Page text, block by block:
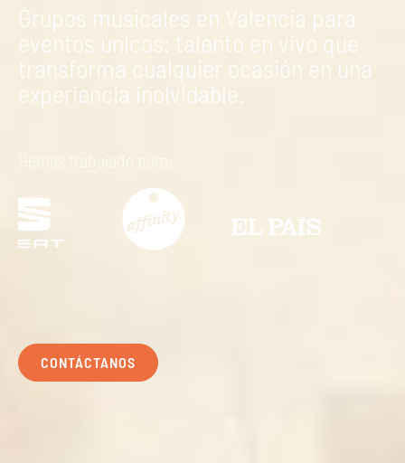
Grupos musicales en Valencia para
eventos únicos: talento en vivo que
transforma cualquier ocasión en una
experiencia inolvidable.
Hemos trabajado para:
CONTÁCTANOS